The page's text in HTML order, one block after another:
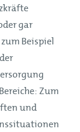
gar
Beispiel
Zum
und